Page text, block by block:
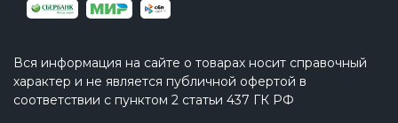
Вся информация на сайте о товарах носит справочный
характер и не является публичной офертой в
соответствии с пунктом 2 статьи 437 ГК РФ